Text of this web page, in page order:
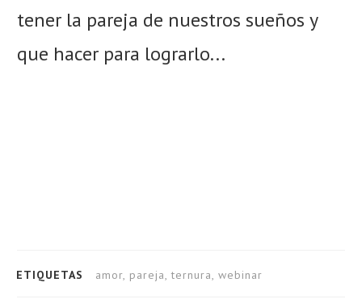
tener la pareja de nuestros sueños y
que hacer para lograrlo...
ETIQUETAS amor, pareja, ternura, webinar